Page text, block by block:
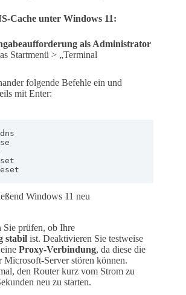
Cache unter Windows 11:
als Administrator
Startmenü > „Terminal
folgende Befehle ein und
mit Enter:
Windows 11 neu
Sie prüfen, ob Ihre
stabil ist. Deaktivieren Sie testweise
Proxy-Verbindung, da diese die
Server stören können.
den Router kurz vom Strom zu
neu zu starten.